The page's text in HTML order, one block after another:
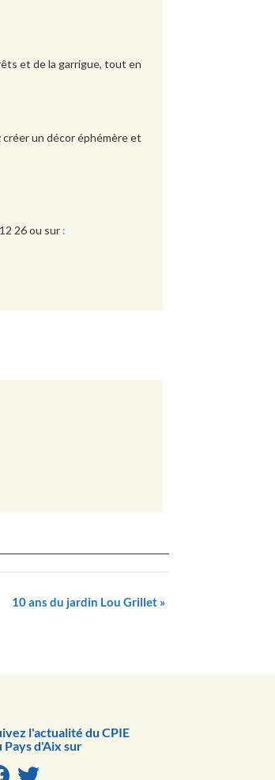
et de la garrigue, tout en
un décor éphémère et
26ou sur :
10 ans du jardin Lou Grillet »
l'actualité du CPIE
Pays d'Aix sur